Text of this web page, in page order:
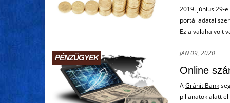
2019. június 29-
portál adatai
Ez a valaha volt
PÉNZÜGYEK
JAN 09, 2020
Online
AGránit Bank
pillanatok alatt